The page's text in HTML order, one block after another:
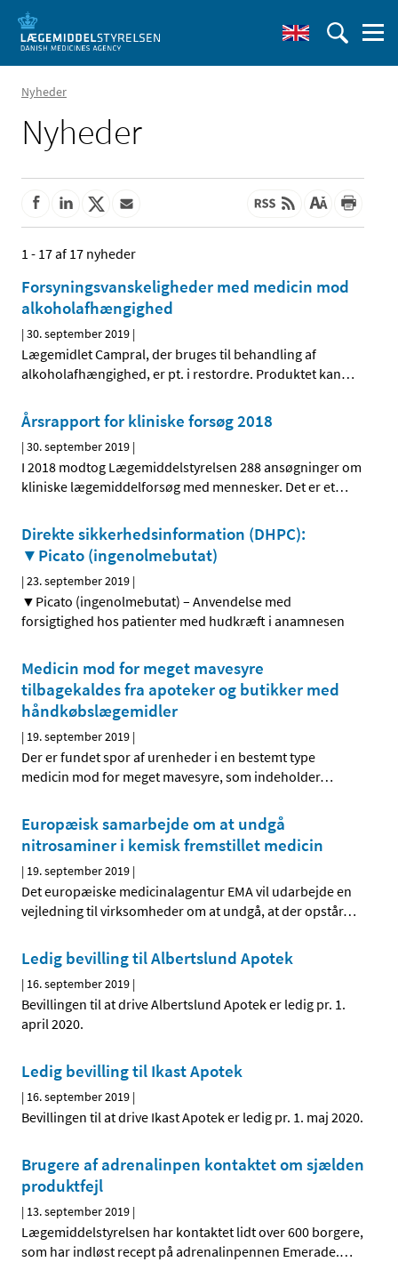
Nyheder
Nyheder
1 - 17 af 17 nyheder
Forsyningsvanskeligheder med medicin mod
alkoholafhængighed
|30. september 2019 |
Lægemidlet Campral, der bruges til behandling af
alkoholafhængighed, er pt. i restordre. Produktet kan…
Årsrapport for kliniske forsøg 2018
|30. september 2019 |
I 2018 modtog Lægemiddelstyrelsen 288 ansøgninger om
kliniske lægemiddelforsøg med mennesker. Det er et…
Direkte sikkerhedsinformation (DHPC):
▼Picato (ingenolmebutat)
|23. september 2019 |
▼Picato (ingenolmebutat) – Anvendelse med
forsigtighed hos patienter med hudkræft i anamnesen
Medicin mod for meget mavesyre
tilbagekaldes fra apoteker og butikker med
håndkøbslægemidler
| 19. september 2019 |
Der er fundet spor af urenheder i en bestemt type
medicin mod for meget mavesyre, som indeholder…
Europæisk samarbejde om at undgå
nitrosaminer i kemisk fremstillet medicin
| 19. september 2019 |
Det europæiske medicinalagentur EMA vil udarbejde en
vejledning til virksomheder om at undgå, at der opstår…
Ledig bevilling til Albertslund Apotek
| 16. september 2019 |
Bevillingen til at drive Albertslund Apotek er ledig pr. 1.
april 2020.
Ledig bevilling til Ikast Apotek
| 16. september 2019 |
Bevillingen til at drive Ikast Apotek er ledig pr. 1. maj 2020.
Brugere af adrenalinpen kontaktet om sjælden
produktfejl
| 13. september 2019 |
Lægemiddelstyrelsen har kontaktet lidt over 600 borgere,
som har indløst recept på adrenalinpennen Emerade.…